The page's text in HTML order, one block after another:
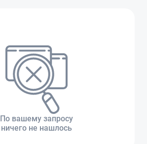
По вашему запросу
ничего не нашлось